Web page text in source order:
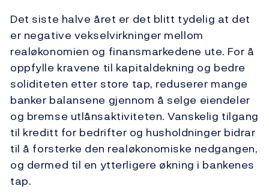
Det siste halve året er det blitt tydelig at det
er negative vekselvirkninger mellom
realøkonomien og finansmarkedene ute. For å
oppfylle kravene til kapitaldekning og bedre
soliditeten etter store tap, reduserer mange
banker balansene gjennom å selge eiendeler
og bremse utlånsaktiviteten. Vanskelig tilgang
til kreditt for bedrifter og husholdninger bidrar
til å forsterke den realøkonomiske nedgangen,
og dermed til en ytterligere økning i bankenes
tap.